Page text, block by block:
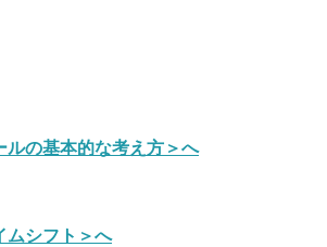
ルの基本的な考え方＞へ
シフト＞へ